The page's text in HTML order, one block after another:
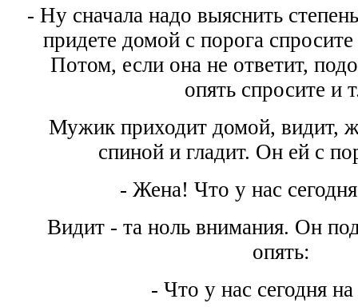
- Hу сначала надо выяснить
придете домой с порога
Потом, если она не ответит,
опять спросите и
Мужик приходит домой, видит,
спиной и гладит. Он ей с
- Жена! Что у нас
Видит - та ноль внимания. Он
опять:
- Что у нас сегодня